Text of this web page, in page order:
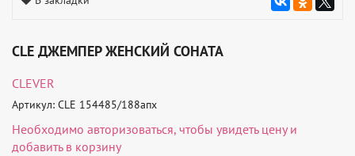
CLE ДЖЕМПЕР ЖЕНСКИЙ СОНАТА
CLEVER
Артикул: CLE 154485/188апх
Необходимо авторизоваться, чтобы увидеть цену и
добавить в корзину